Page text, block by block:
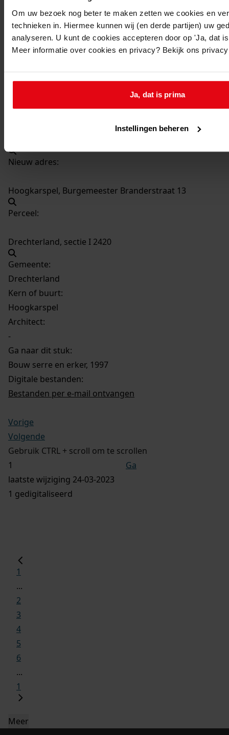
Om uw bezoek nog beter te maken zetten we cookies en
technieken in. Hiermee kunnen wij (en derde partijen) uw
analyseren. U kunt de cookies accepteren door op 'Ja, dat
Meer informatie over cookies en privacy? Bekijk ons
Ja, dat is prima
Instellingen beheren
537Bouw serre en erker, 1997
Datering:
1997
Beschrijving:
Datum vergunning:
Adres:
Nieuw adres:
Hoogkarspel, Burgemeester Branderstraat 13
Perceel:
Drechterland, sectie I 2420
Gemeente:
Drechterland
Kern of buurt:
Hoogkarspel
Architect:
-
Ga naar dit stuk:
Bouw serre en erker, 1997
Digitale bestanden:
Bestanden per e-mail ontvangen
Vorige
Volgende
Gebruik CTRL + scroll om te scrollen
Ga
laatste wijziging 24-03-2023
1 gedigitaliseerd
1
...
2
3
4
5
6
...
1
Meer